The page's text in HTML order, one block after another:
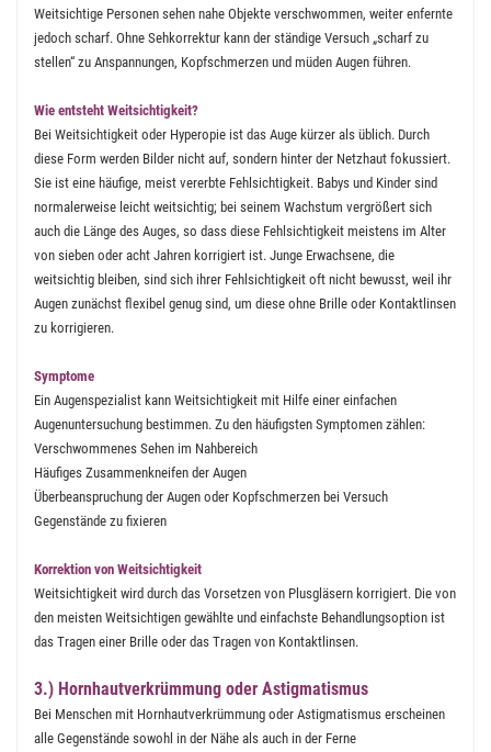
Weitsichtige Personen sehen nahe Objekte verschwommen, weiter enfernte
jedoch scharf. Ohne Sehkorrektur kann der ständige Versuch „scharf zu
stellen“ zu Anspannungen, Kopfschmerzen und müden Augen führen.
Wie entsteht Weitsichtigkeit?
Bei Weitsichtigkeit oder Hyperopie ist das Auge kürzer als üblich. Durch
diese Form werden Bilder nicht auf, sondern hinter der Netzhaut fokussiert.
Sie ist eine häufige, meist vererbte Fehlsichtigkeit. Babys und Kinder sind
normalerweise leicht weitsichtig; bei seinem Wachstum vergrößert sich
auch die Länge des Auges, so dass diese Fehlsichtigkeit meistens im Alter
von sieben oder acht Jahren korrigiert ist. Junge Erwachsene, die
weitsichtig bleiben, sind sich ihrer Fehlsichtigkeit oft nicht bewusst, weil ihr
Augen zunächst flexibel genug sind, um diese ohne Brille oder Kontaktlinsen
zu korrigieren.
Symptome
Ein Augenspezialist kann Weitsichtigkeit mit Hilfe einer einfachen
Augenuntersuchung bestimmen. Zu den häufigsten Symptomen zählen:
Verschwommenes Sehen im Nahbereich
Häufiges Zusammenkneifen der Augen
Überbeanspruchung der Augen oder Kopfschmerzen bei Versuch
Gegenstände zu fixieren
Korrektion von Weitsichtigkeit
Weitsichtigkeit wird durch das Vorsetzen von Plusgläsern korrigiert. Die von
den meisten Weitsichtigen gewählte und einfachste Behandlungsoption ist
das Tragen einer Brille oder das Tragen von Kontaktlinsen.
3.) Hornhautverkrümmung oder Astigmatismus
Bei Menschen mit Hornhautverkrümmung oder Astigmatismus erscheinen
alle Gegenstände sowohl in der Nähe als auch in der Ferne